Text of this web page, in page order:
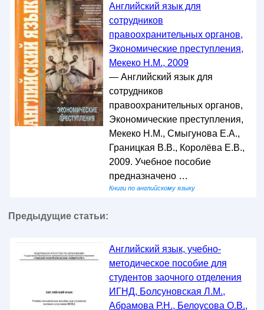
Английский язык для
сотрудников
правоохранительных органов,
Экономические преступления,
Мекеко Н.М., 2009
— Английский язык для
сотрудников
правоохранительных органов,
Экономические преступления,
Мекеко Н.М., Смыгунова Е.А.,
Границкая В.В., Королёва Е.В.,
2009. Учебное пособие
предназначено …
Книги по английскому языку
Предыдущие статьи:
Английский язык, учебно-
методическое пособие для
студентов заочного отделения
ИГНД, Болсуновская Л.М.,
Абрамова Р.Н., Белоусова О.В.,